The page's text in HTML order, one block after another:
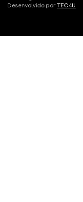
Desenvolvido porTEC4U